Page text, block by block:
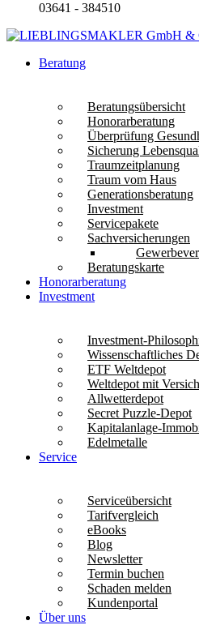
03641 - 384510
Beratung
Beratungsübersicht
Honorarberatung
Überprüfung
Sicherung
Traumzeitplanung
Traum vom Haus
Generationsberatung
Investment
Servicepakete
Sachversicherungen
Beratungskarte
Honorarberatung
Investment
Investment-
Wissenschaftliches
ETF Weltdepot
Weltdepot mit
Allwetterdepot
Secret Puzzle-Depot
Kapitalanlage-
Edelmetalle
Service
Serviceübersicht
Tarifvergleich
eBooks
Blog
Newsletter
Termin buchen
Schaden melden
Kundenportal
Über uns